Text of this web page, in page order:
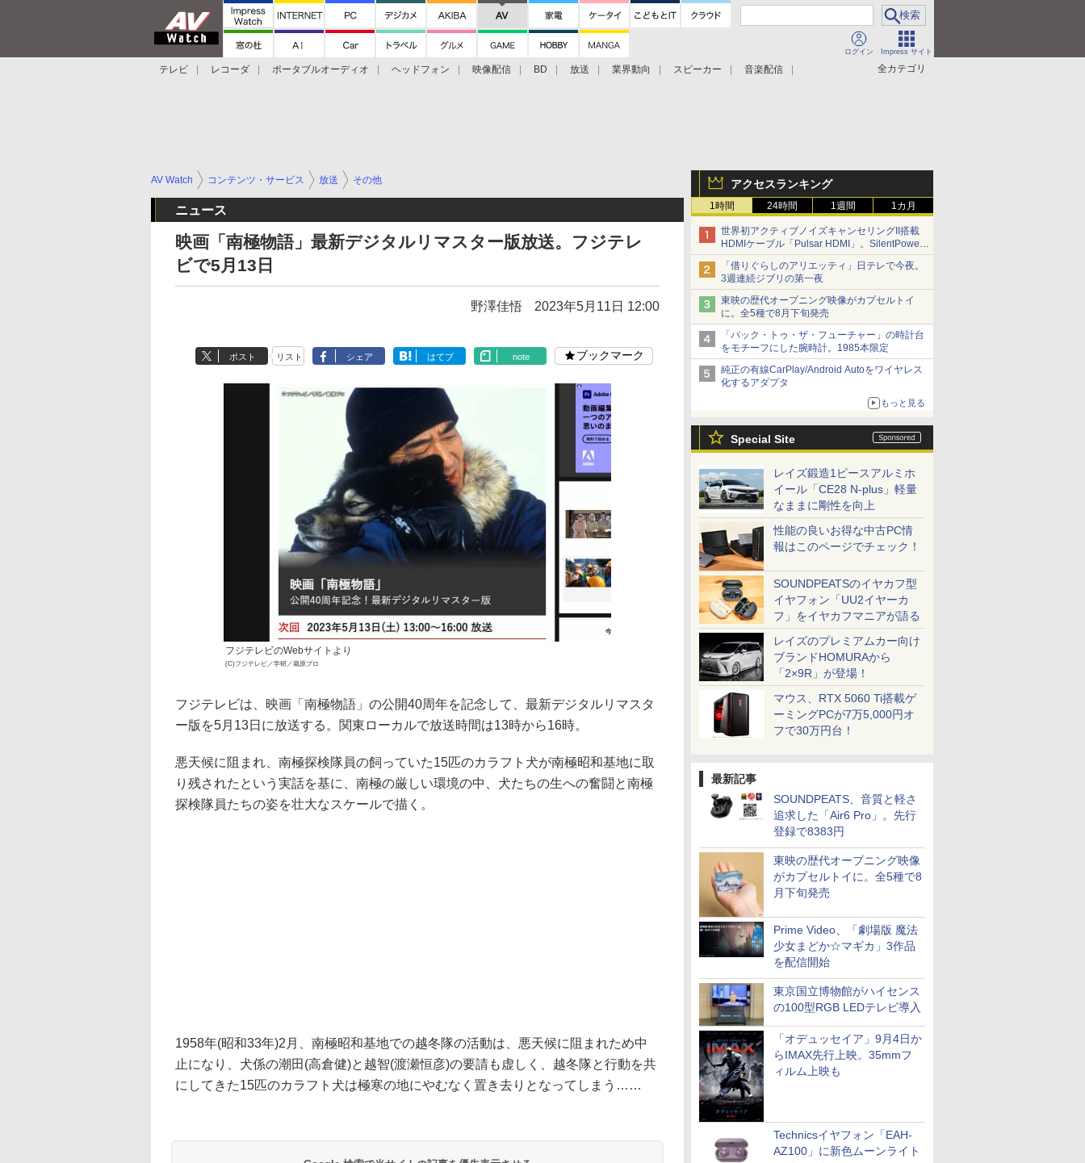
ログイン Impress サイト
全カテゴリ
テレビ レコーダ ポータブルオーディオ ヘッドフォン 映像配信 BD 放送 業界動向 スピーカー
音楽配信
アクセスランキング
1時間 24時間 1週間 1カ月
世界初アクティブノイズキャンセリングII搭載
HDMIケーブル「Pulsar HDMI」。SilentPower
から
「借りぐらしのアリエッティ」日テレで今夜。
3週連続ジブリの第一夜
東映の歴代オープニング映像がカプセルトイ
に。全5種で8月下旬発売
「バック・トゥ・ザ・フューチャー」の時計台
をモチーフにした腕時計。1985本限定
純正の有線CarPlay/Android Autoをワイヤレス
化するアダプタ
もっと見る
Special Site
レイズ鍛造1ピースアルミホ
イール「CE28 N-plus」軽量
なままに剛性を向上
性能の良いお得な中古PC情
報はこのページでチェック！
SOUNDPEATSのイヤカフ型
イヤフォン「UU2イヤーカ
フ」をイヤカフマニアが語る
レイズのプレミアムカー向け
ブランドHOMURAから
「2×9R」が登場！
マウス、RTX 5060 Ti搭載ゲ
ーミングPCが7万5,000円オ
フで30万円台！
最新記事
SOUNDPEATS、音質と軽さ
追求した「Air6 Pro」。先行
登録で8383円
東映の歴代オープニング映像
がカプセルトイに。全5種で8
月下旬発売
Prime Video、「劇場版 魔法
少女まどか☆マギカ」3作品
を配信開始
東京国立博物館がハイセンス
の100型RGB LEDテレビ導入
「オデュッセイア」9月4日か
らIMAX先行上映。35mmフ
ィルム上映も
Technicsイヤフォン「EAH-
AZ100」に新色ムーンライト
AV Watch コンテンツ・サービス 放送 その他
ニュース
映画「南極物語」最新デジタルリマスター版放送。フジテレ
ビで5月13日
野澤佳悟 2023年5月11日 12:00
ポスト リスト シェア はてブ note ブックマーク
フジテレビのWebサイトより
(C)フジテレビ／学研／蔵原プロ
フジテレビは、映画「南極物語」の公開40周年を記念して、最新デジタルリマスタ
ー版を5月13日に放送する。関東ローカルで放送時間は13時から16時。
悪天候に阻まれ、南極探検隊員の飼っていた15匹のカラフト犬が南極昭和基地に取
り残されたという実話を基に、南極の厳しい環境の中、犬たちの生への奮闘と南極
探検隊員たちの姿を壮大なスケールで描く。
1958年(昭和33年)2月、南極昭和基地での越冬隊の活動は、悪天候に阻まれため中
止になり、犬係の潮田(高倉健)と越智(渡瀬恒彦)の要請も虚しく、越冬隊と行動を共
にしてきた15匹のカラフト犬は極寒の地にやむなく置き去りとなってしまう……